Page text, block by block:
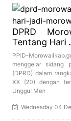
DPRD
Tentang Hari
PPID-
menggelar sidang
(DPRD) dalam
XX (20) dengan
Unggul Men
Wednesday 04